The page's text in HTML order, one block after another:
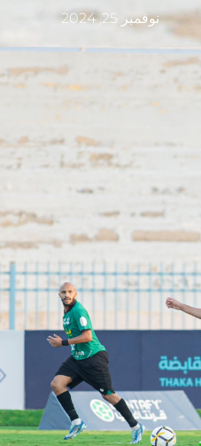
نوفمبر 25, 2024